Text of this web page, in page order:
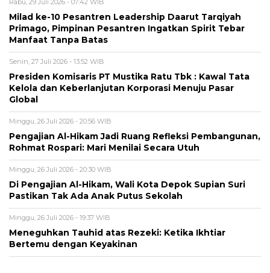
Rabu, 29 Juli 2026 - 07:42 WIB
Milad ke-10 Pesantren Leadership Daarut Tarqiyah
Primago, Pimpinan Pesantren Ingatkan Spirit Tebar
Manfaat Tanpa Batas
Senin, 27 Juli 2026 - 13:52 WIB
Presiden Komisaris PT Mustika Ratu Tbk : Kawal Tata
Kelola dan Keberlanjutan Korporasi Menuju Pasar
Global
Minggu, 26 Juli 2026 - 20:56 WIB
Pengajian Al-Hikam Jadi Ruang Refleksi Pembangunan,
Rohmat Rospari: Mari Menilai Secara Utuh
Minggu, 26 Juli 2026 - 20:30 WIB
Di Pengajian Al-Hikam, Wali Kota Depok Supian Suri
Pastikan Tak Ada Anak Putus Sekolah
Minggu, 26 Juli 2026 - 19:37 WIB
Meneguhkan Tauhid atas Rezeki: Ketika Ikhtiar
Bertemu dengan Keyakinan